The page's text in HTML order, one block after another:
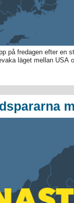
på fredagen efter en
läget mellan USA